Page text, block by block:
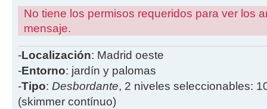
No tiene los permisos requeridos para ver los
mensaje.
-Localización: Madrid oeste
-Entorno: jardín y palomas
-Tipo: Desbordante, 2 niveles seleccionables:
(skimmer contínuo)